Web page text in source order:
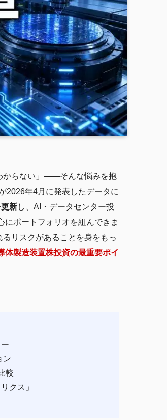
からない」——そんな悩みを抱
2026年4月に発表したデータに
新し、AI・データセンター投
ポートフォリオを組んできま
リスクがあることを身をもっ
体製造装置株投資の最重要ポイ
ン
較
クス」